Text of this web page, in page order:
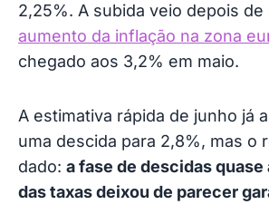
2,25%. A subida veio depois de
aumento da inflação na zona
chegado aos 3,2% em maio.
A estimativa rápida de junho já
uma descida para 2,8%, mas o
dado: a fase de descidas
das taxas deixou de parecer